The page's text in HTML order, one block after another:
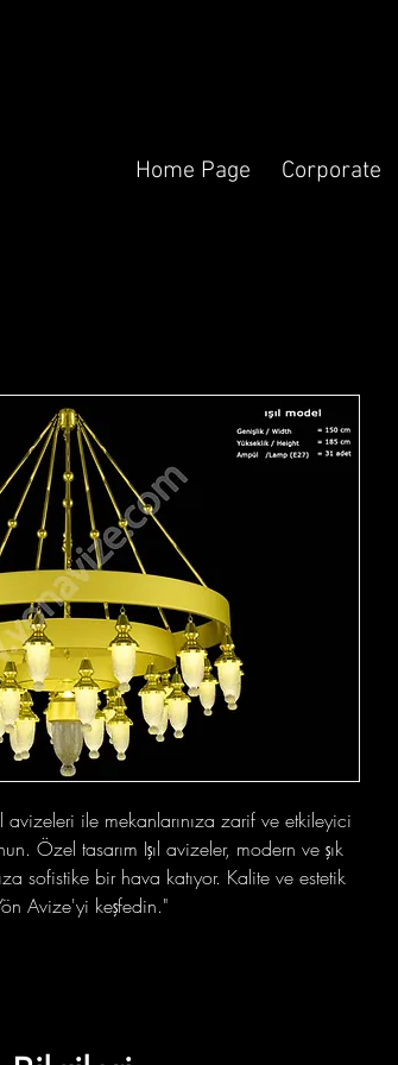
Home Page Corporate
avizeleri ile mekanlarınıza zarif ve etkileyici
Özel tasarım Işıl avizeler, modern ve şık
sofistike bir hava katıyor. Kalite ve estetik
Avize'yi keşfedin."